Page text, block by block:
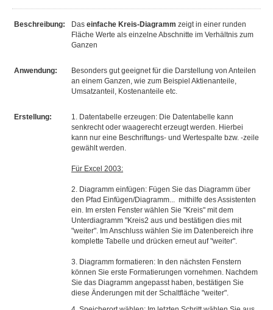
Beschreibung: Das einfache Kreis-Diagramm zeigt in einer runden
Fläche Werte als einzelne Abschnitte im Verhältnis zum
Ganzen
Anwendung:
Besonders gut geeignet für die Darstellung von Anteilen
an einem Ganzen, wie zum Beispiel Aktienanteile,
Umsatzanteil, Kostenanteile etc.
Erstellung:
1. Datentabelle erzeugen: Die Datentabelle kann
senkrecht oder waagerecht erzeugt werden. Hierbei
kann nur eine Beschriftungs- und Wertespalte bzw. -zeile
gewählt werden.
Für Excel 2003:
2. Diagramm einfügen: Fügen Sie das Diagramm über
den Pfad Einfügen/Diagramm... mithilfe des Assistenten
ein. Im ersten Fenster wählen Sie "Kreis" mit dem
Unterdiagramm "Kreis2 aus und bestätigen dies mit
"weiter". Im Anschluss wählen Sie im Datenbereich ihre
komplette Tabelle und drücken erneut auf "weiter".
3. Diagramm formatieren: In den nächsten Fenstern
können Sie erste Formatierungen vornehmen. Nachdem
Sie das Diagramm angepasst haben, bestätigen Sie
diese Änderungen mit der Schaltfläche "weiter".